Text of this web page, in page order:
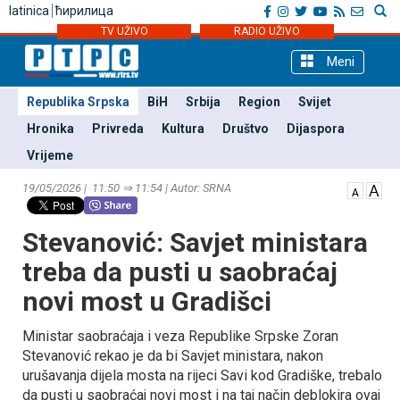
latinica ћирилица
TV UŽIVO RADIO UŽIVO
Meni
Republika Srpska BiH Srbija Region
Svijet
Hronika
Privreda Kultura Društvo
Dijaspora
Vrijeme
19/05/2026 | 11:50 ⇒ 11:54 | Autor: SRNA
Stevanović: Savjet ministara
treba da pusti u saobraćaj
novi most u Gradišci
Ministar saobraćaja i veza Republike Srpske Zoran
Stevanović rekao je da bi Savjet ministara, nakon
urušavanja dijela mosta na rijeci Savi kod Gradiške, trebalo
da pusti u saobraćaj novi most i na taj način deblokira ovaj